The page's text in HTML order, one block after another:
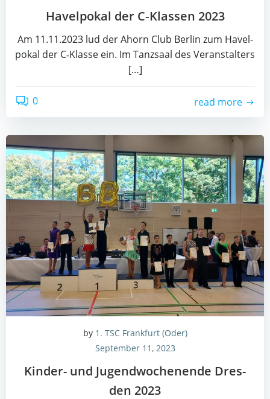
Havel­po­kal der C‑Klassen 2023
Am 11.11.2023 lud der Ahorn Club Ber­lin zum Havel­
po­kal der C‑Klasse ein. Im Tanz­saal des Ver­an­stal­ters
[…]
0 read more
by 1. TSC Frankfurt (Oder)
September 11, 2023
Kin­der- und Jugend­wo­chen­en­de Dres­
den 2023